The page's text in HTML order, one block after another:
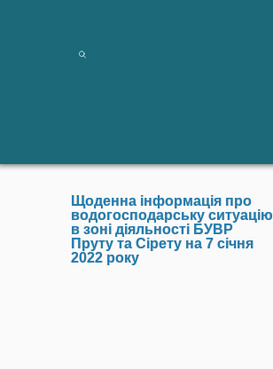
Щоденна інформація про
водогосподарську ситуацію
в зоні діяльності БУВР
Пруту та Сірету на 7 січня
2022 року